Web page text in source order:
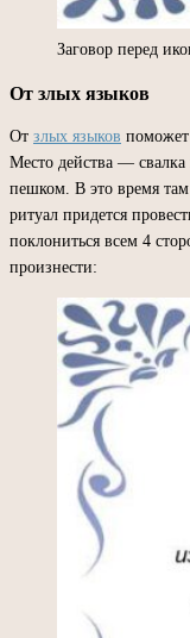
Заговор перед
От злых языков
От злых языков
Место действа — свалка
пешком. В это время
ритуал придется
поклониться всем 4
произнести: